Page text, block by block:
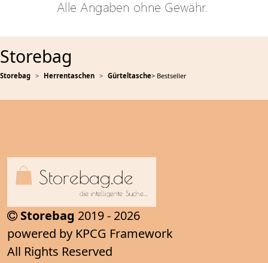
Storebag
Storebag Herrentaschen Gürteltasche> Bestseller
Storebag 2019 - 2026
powered by KPCG Framework
All Rights Reserved